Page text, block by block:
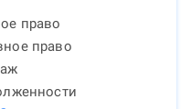
право
право